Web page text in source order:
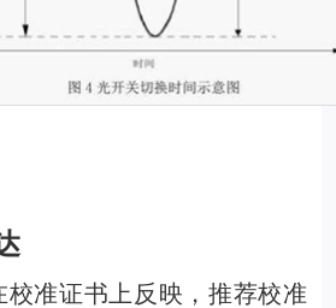
校准证书上反映，推荐校准